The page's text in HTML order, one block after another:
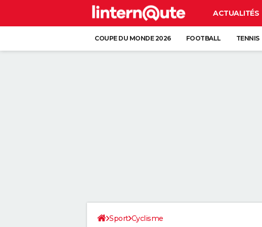
ACTUALITÉS
COUPE DU MONDE 2026 FOOTBALL TENNIS
Sport Cyclisme